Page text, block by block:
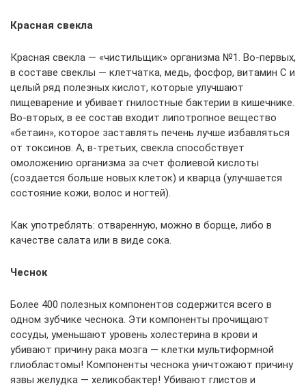
Красная свекла
Красная свекла — «чистильщик» организма №1. Во-первых,
в составе свеклы — клетчатка, медь, фосфор, витамин С и
целый ряд полезных кислот, которые улучшают
пищеварение и убивает гнилостные бактерии в кишечнике.
Во-вторых, в ее состав входит липотропное вещество
«бетаин», которое заставлять печень лучше избавляться
от токсинов. А, в-третьих, свекла способствует
омоложению организма за счет фолиевой кислоты
(создается больше новых клеток) и кварца (улучшается
состояние кожи, волос и ногтей).
Как употреблять: отваренную, можно в борще, либо в
качестве салата или в виде сока.
Чеснок
Более 400 полезных компонентов содержится всего в
одном зубчике чеснока. Эти компоненты прочищают
сосуды, уменьшают уровень холестерина в крови и
убивают причину рака мозга — клетки мультиформной
глиобластомы! Компоненты чеснока уничтожают причину
язвы желудка — хеликобактер! Убивают глистов и